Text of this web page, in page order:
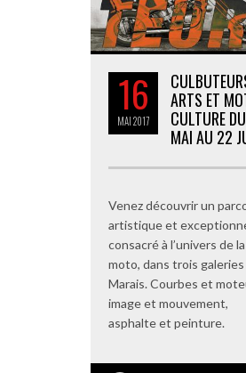
16
MAI2017
ARTS ET
CULTURE
MAI AU 22
Venez découvrir un
artistique et
consacré à l’univers de la
moto, dans trois galeries
Marais. Courbes et
image et mouvement,
asphalte et peinture.